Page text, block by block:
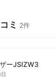
ミ 2件
ーJSIZW3